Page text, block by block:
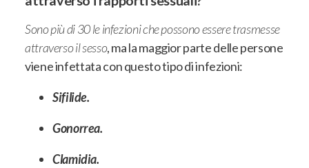
Sono più di 30 le infezioni che possono essere trasmesse
attraverso il sesso, ma la maggior parte delle persone
viene infettata con questo tipo di infezioni:
Sifilide.
Gonorrea.
Clamidia.